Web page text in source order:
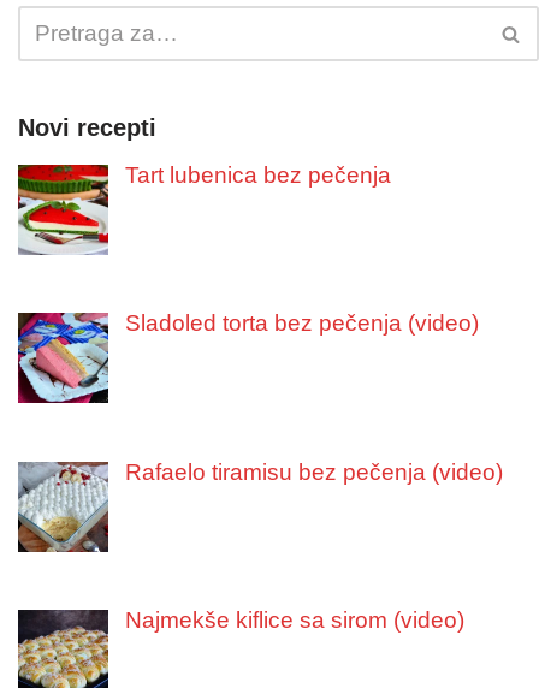
Novi recepti
Tart lubenica bez pečenja
Sladoled torta bez pečenja (video)
Rafaelo tiramisu bez pečenja (video)
Najmekše kiflice sa sirom (video)